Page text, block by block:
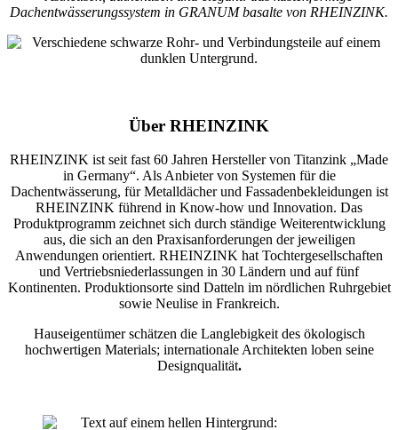
Dachentwässerungssystem in GRANUM basalte von RHEINZINK.
Über RHEINZINK
RHEINZINK ist seit fast 60 Jahren Hersteller von Titanzink „Made
in Germany“. Als Anbieter von Systemen für die
Dachentwässerung, für Metalldächer und Fassadenbekleidungen ist
RHEINZINK führend in Know-how und Innovation. Das
Produktprogramm zeichnet sich durch ständige Weiterentwicklung
aus, die sich an den Praxisanforderungen der jeweiligen
Anwendungen orientiert. RHEINZINK hat Tochtergesellschaften
und Vertriebsniederlassungen in 30 Ländern und auf fünf
Kontinenten. Produktionsorte sind Datteln im nördlichen Ruhrgebiet
sowie Neulise in Frankreich.
Hauseigentümer schätzen die Langlebigkeit des ökologisch
hochwertigen Materials; internationale Architekten loben seine
Designqualität.